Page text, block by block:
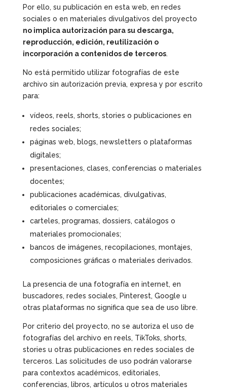
Por ello, su publicación en esta web, en redes
sociales o en materiales divulgativos del proyecto
no implica autorización para su descarga,
reproducción, edición, reutilización o
incorporación a contenidos de terceros.
No está permitido utilizar fotografías de este
archivo sin autorización previa, expresa y por escrito
para:
vídeos, reels, shorts, stories o publicaciones en
redes sociales;
páginas web, blogs, newsletters o plataformas
digitales;
presentaciones, clases, conferencias o materiales
docentes;
publicaciones académicas, divulgativas,
editoriales o comerciales;
carteles, programas, dossiers, catálogos o
materiales promocionales;
bancos de imágenes, recopilaciones, montajes,
composiciones gráficas o materiales derivados.
La presencia de una fotografía en internet, en
buscadores, redes sociales, Pinterest, Google u
otras plataformas no significa que sea de uso libre.
Por criterio del proyecto, no se autoriza el uso de
fotografías del archivo en reels, TikToks, shorts,
stories u otras publicaciones en redes sociales de
terceros. Las solicitudes de uso podrán valorarse
para contextos académicos, editoriales,
conferencias, libros, artículos u otros materiales